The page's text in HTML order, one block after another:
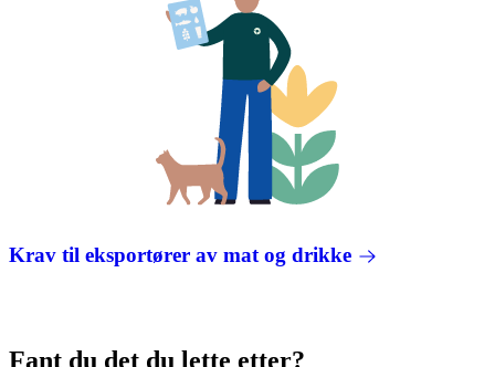
Krav til eksportører av mat og drikke
Fant du det du lette etter?